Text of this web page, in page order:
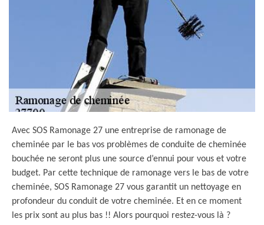
Avec SOS Ramonage 27 une entreprise de ramonage de
cheminée par le bas vos problèmes de conduite de cheminée
bouchée ne seront plus une source d’ennui pour vous et votre
budget. Par cette technique de ramonage vers le bas de votre
cheminée, SOS Ramonage 27 vous garantit un nettoyage en
profondeur du conduit de votre cheminée. Et en ce moment
les prix sont au plus bas !! Alors pourquoi restez-vous là ?